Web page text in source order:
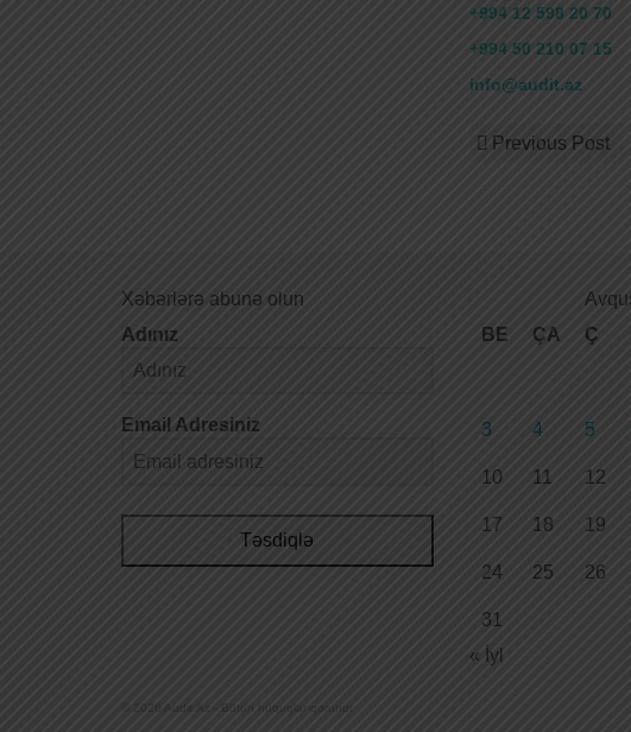
+994 12 598 20 70
+994 50 210 07 15
info@audit.az
Previous Post
Xəbərlərə abunə olun
Adınız
Email Adresiniz
Təsdiqlə
BE
ÇA Ç
3 4 5
10 11 12
17 18 19
24 25 26
31
« İyl
© 2026 Audit.Az - Bütün hüquqlar qorunur